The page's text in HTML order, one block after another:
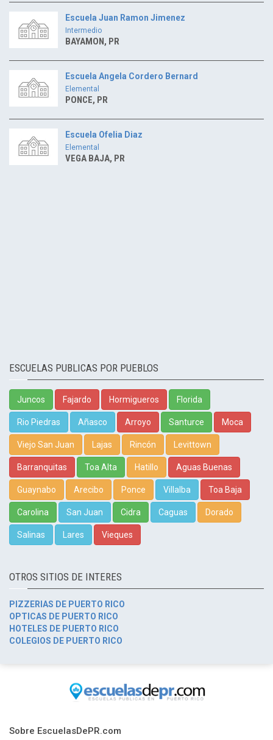
Escuela Juan Ramon Jimenez
Intermedio
BAYAMON, PR
Escuela Angela Cordero Bernard
Elemental
PONCE, PR
Escuela Ofelia Diaz
Elemental
VEGA BAJA, PR
ESCUELAS PUBLICAS POR PUEBLOS
Juncos Fajardo Hormigueros Florida
Rio Piedras Añasco Arroyo Santurce Moca
Viejo San Juan Lajas Rincón Levittown
Barranquitas Toa Alta Hatillo Aguas Buenas
Guaynabo Arecibo Ponce Villalba Toa Baja
Carolina San Juan Cidra Caguas Dorado
Salinas Lares Vieques
OTROS SITIOS DE INTERES
PIZZERIAS DE PUERTO RICO
OPTICAS DE PUERTO RICO
HOTELES DE PUERTO RICO
COLEGIOS DE PUERTO RICO
Sobre EscuelasDePR.com